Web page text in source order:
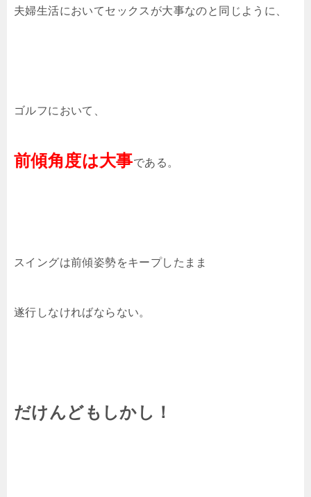
夫婦生活においてセックスが大事なのと同じように、
ゴルフにおいて、
前傾角度は大事である。
スイングは前傾姿勢をキープしたまま
遂行しなければならない。
だけんどもしかし！